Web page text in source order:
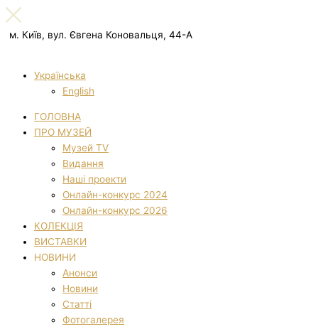
м. Київ, вул. Євгена Коновальця, 44-А
Українська
English
ГОЛОВНА
ПРО МУЗЕЙ
Музей TV
Видання
Наші проекти
Онлайн-конкурс 2024
Онлайн-конкурс 2026
КОЛЕКЦІЯ
ВИСТАВКИ
НОВИНИ
Анонси
Новини
Статті
Фотогалерея